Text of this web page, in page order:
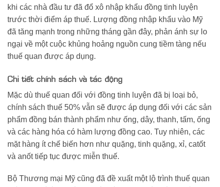
khi các nhà đầu tư đã đổ xô nhập khẩu đồng tinh luyện
trước thời điểm áp thuế. Lượng đồng nhập khẩu vào Mỹ
đã tăng mạnh trong những tháng gần đây, phản ánh sự lo
ngại về một cuộc khủng hoảng nguồn cung tiềm tàng nếu
thuế quan được áp dụng.
Chi tiết chính sách và tác động
Mặc dù thuế quan đối với đồng tinh luyện đã bị loại bỏ,
chính sách thuế 50% vẫn sẽ được áp dụng đối với các sản
phẩm đồng bán thành phẩm như ống, dây, thanh, tấm, ống
và các hàng hóa có hàm lượng đồng cao. Tuy nhiên, các
mặt hàng ít chế biến hơn như quặng, tinh quặng, xỉ, catốt
và anốt tiếp tục được miễn thuế.
Bộ Thương mại Mỹ cũng đã đề xuất một lộ trình thuế quan